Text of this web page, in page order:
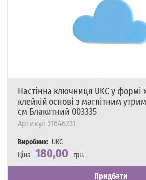
Настінна ключниця UKC у формі
клейкій основі з магнітним
см Блакитний 003335
Артикул 31646231
Виробник: UKC
Ціна 180,00
грн.
Наявність
Є в наявності
Придбати